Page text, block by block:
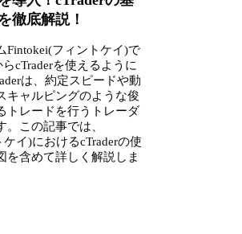
徹底解説！
Fintokei(フィントケイ)で
cTraderを使えるように
は、約定スピードや動
キャルピングのような俊
トレードを行うトレーダ
。この記事では、
イ)におけるcTraderの使
を含めて詳しく解説しま